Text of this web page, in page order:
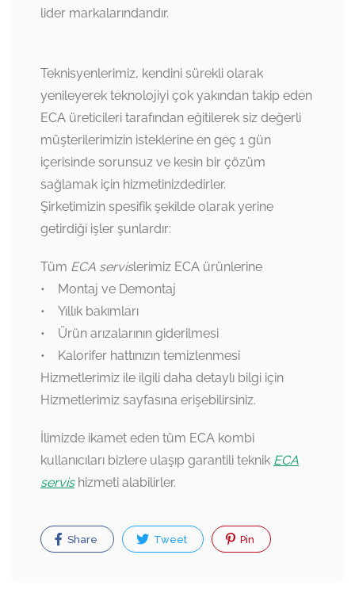
lider markalarındandır.
Teknisyenlerimiz, kendini sürekli olarak
yenileyerek teknolojiyi çok yakından takip eden
ECA üreticileri tarafından eğitilerek siz değerli
müşterilerimizin isteklerine en geç 1 gün
içerisinde sorunsuz ve kesin bir çözüm
sağlamak için hizmetinizdedirler.
Şirketimizin spesifik şekilde olarak yerine
getirdiği işler şunlardır:
Tüm ECA servislerimiz ECA ürünlerine
• Montaj ve Demontaj
• Yıllık bakımları
• Ürün arızalarının giderilmesi
• Kalorifer hattınızın temizlenmesi
Hizmetlerimiz ile ilgili daha detaylı bilgi için
Hizmetlerimiz sayfasına erişebilirsiniz.
İlimizde ikamet eden tüm ECA kombi
kullanıcıları bizlere ulaşıp garantili teknik ECA
servishizmeti alabilirler.
Share Tweet Pin